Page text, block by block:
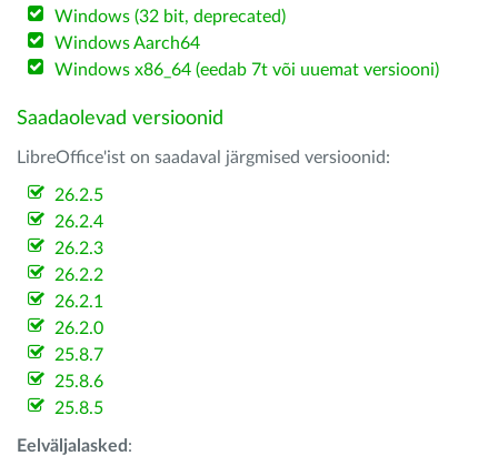
Windows (32 bit, deprecated)
Windows Aarch64
Windows x86_64 (eedab 7t või uuemat versiooni)
Saadaolevad versioonid
LibreOffice'ist on saadaval järgmised versioonid:
26.2.5
26.2.4
26.2.3
26.2.2
26.2.1
26.2.0
25.8.7
25.8.6
25.8.5
Eelväljalasked :